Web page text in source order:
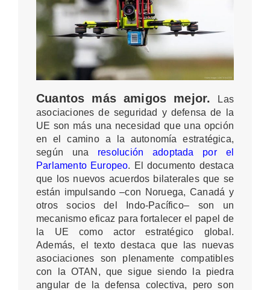
Cuantos más amigos mejor.
Las
asociaciones de seguridad y defensa de la
UE son más una necesidad que una opción
en el camino a la autonomía estratégica,
según una resolución adoptada por el
Parlamento Europeo. El documento destaca
que los nuevos acuerdos bilaterales que se
están impulsando –con Noruega, Canadá y
otros socios del Indo-Pacífico– son un
mecanismo eficaz para fortalecer el papel de
la UE como actor estratégico global.
Además, el texto destaca que las nuevas
asociaciones son plenamente compatibles
con la OTAN, que sigue siendo la piedra
angular de la defensa colectiva, pero son